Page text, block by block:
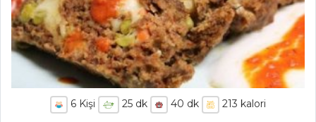
6 Kişi 25dk 40 dk 213 kalori